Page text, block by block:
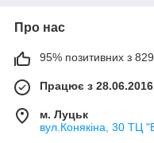
Про нас
95% позитивних з 829
Працює з 28.06.2016
м. Луцьк
вул.Конякіна, 30 ТЦ